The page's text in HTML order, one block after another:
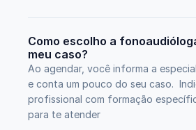
Como escolho a
meu caso?
Ao agendar, você informa a
e conta um pouco do seu caso.
profissional com formação
para te atender